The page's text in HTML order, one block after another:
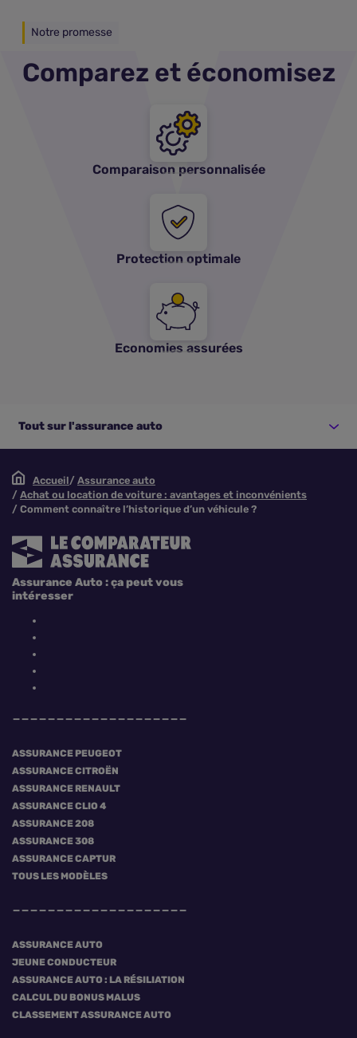
Notre promesse
Comparez et économisez
Comparaison personnalisée
Protection optimale
Economies assurées
Tout sur l'assurance auto
Accueil
Assurance auto
Achat ou location de voiture : avantages et inconvénients
Comment connaître l’historique d’un véhicule ?
ASSURANCE PEUGEOT
ASSURANCE CITROËN
ASSURANCE RENAULT
ASSURANCE CLIO 4
ASSURANCE 208
ASSURANCE 308
ASSURANCE CAPTUR
TOUS LES MODÈLES
ASSURANCE AUTO
JEUNE CONDUCTEUR
ASSURANCE AUTO : LA RÉSILIATION
CALCUL DU BONUS MALUS
CLASSEMENT ASSURANCE AUTO
Assurance Auto : ça peut vous
intéresser